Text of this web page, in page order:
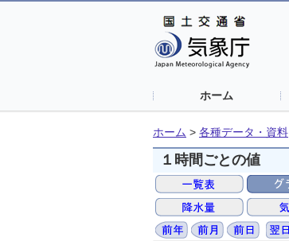
ホーム
ホーム > 各種データ・資料
１時間ごとの値